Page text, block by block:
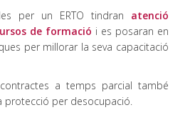
per un ERTO tindran atenció
de formació i es posaran en
per millorar la seva capacitació
a temps parcial també
protecció per desocupació.